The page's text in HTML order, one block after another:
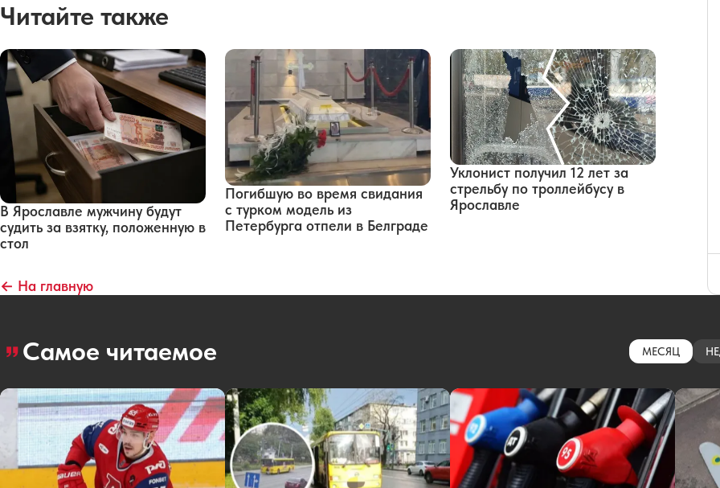
Читайте также
В Ярославле мужчину будут
судить за взятку, положенную в
стол
Погибшую во время свидания
с турком модель из
Петербурга отпели в Белграде
Уклонист получил 12 лет за
стрельбу по троллейбусу в
Ярославле
← На главную
Самое читаемое МЕСЯЦ